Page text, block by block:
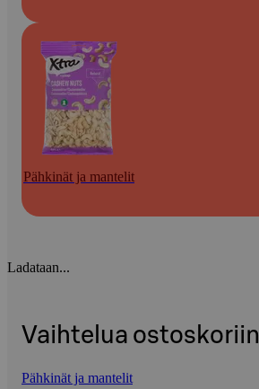
Pähkinät ja mantelit
Ladataan...
Vaihtelua ostoskoriin
Pähkinät ja mantelit